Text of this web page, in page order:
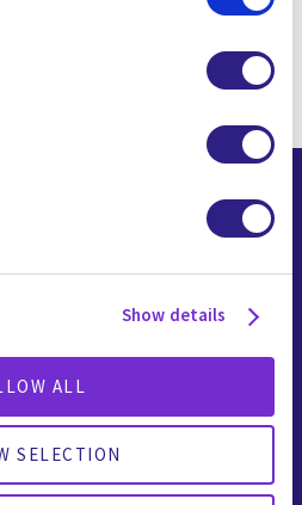
which includes an
Show details
ALL
SELECTION
통합하여 전체 또는 독립형
레인은 업계 표준을 훨씬 뛰어
달하여 다운스트림 효율을 극
화합니다.